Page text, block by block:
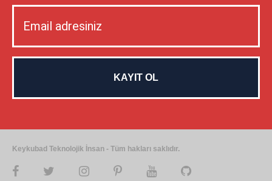
Keykubad Teknolojik İnsan - Tüm hakları saklıdır.